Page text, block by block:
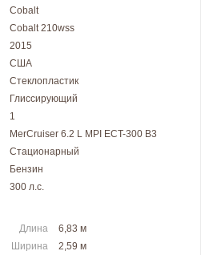
Cobalt
Cobalt 210wss
2015
США
Стеклопластик
Глиссирующий
1
MerCruiser 6.2 L MPI ECT-300 B3
Стационарный
Бензин
300 л.c.
Длина
6,83 м
Ширина
2,59 м